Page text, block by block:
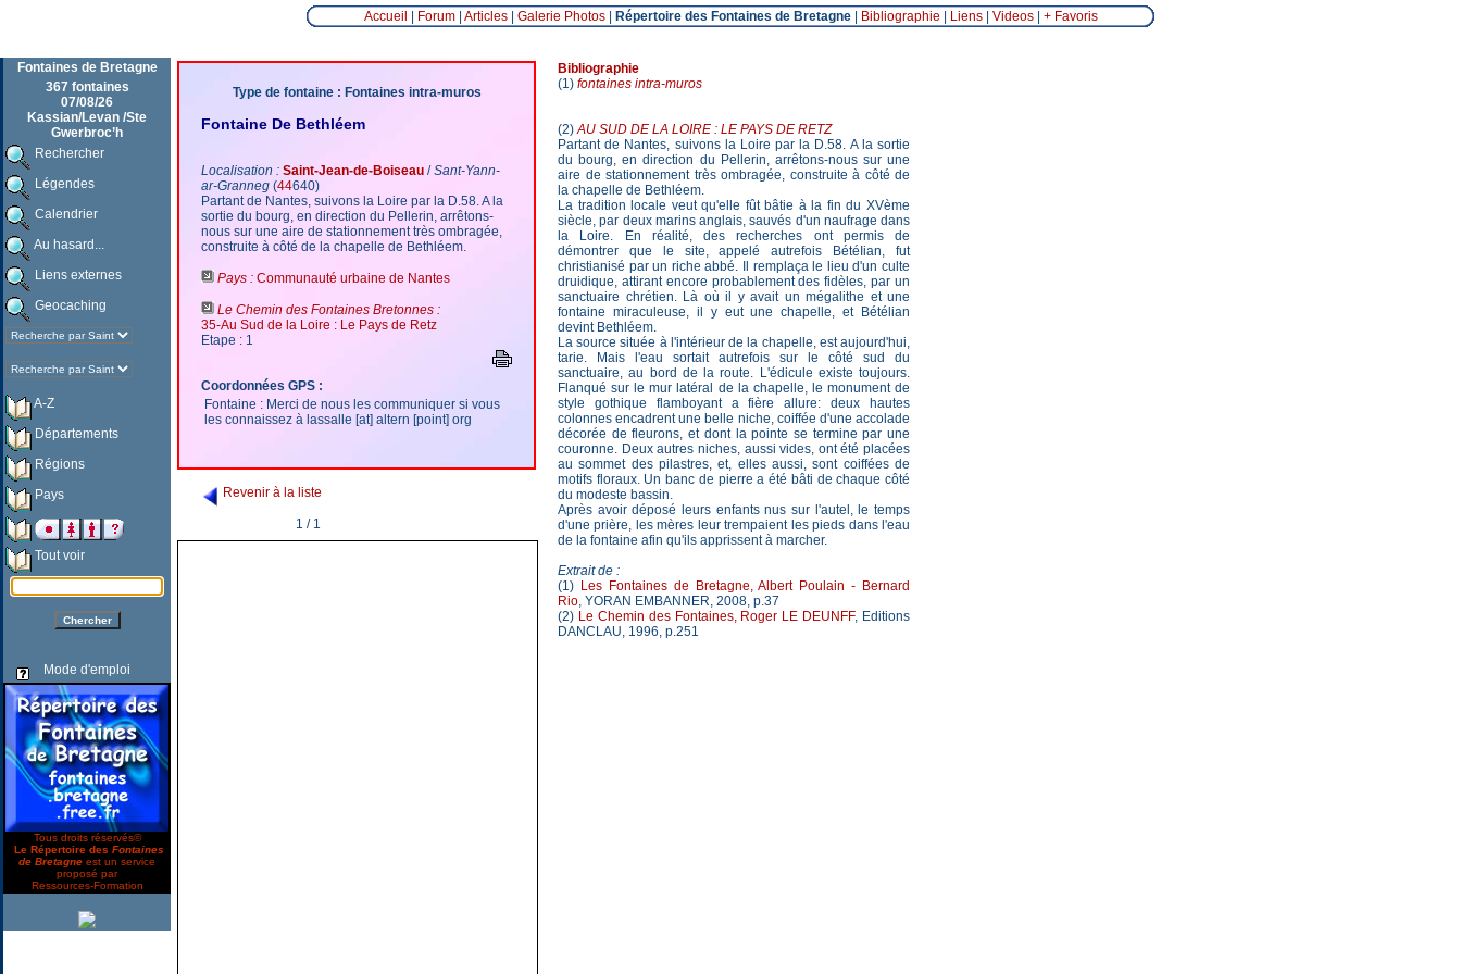
Accueil Forum| Articles| Galerie Photos| Répertoire des Fontaines de Bretagne| Bibliographie Liens| Videos| + Favoris
Fontaines de Bretagne
367 fontaines
07/08/26
Kassian/Levan /Ste
Gwerbroc’h
Rechercher
Légendes
Calendrier
Au hasard...
Liens externes
Geocaching
A-Z
Départements
Régions
Pays
Tout voir
Mode d'emploi
Tous droits réservés©
Le Répertoire des Fontaines
de Bretagne est un service
proposé par
Ressources-Formation
Type de fontaine : Fontaines intra-muros
Fontaine De Bethléem
Localisation : Saint-Jean-de-Boiseau /Sant-Yann-
ar-Granneg (44640)
Partant de Nantes, suivons la Loire par la D.58. A la
sortie du bourg, en direction du Pellerin, arrêtons-
nous sur une aire de stationnement très ombragée,
construite à côté de la chapelle de Bethléem.
Pays : Communauté urbaine de Nantes
Le Chemin des Fontaines Bretonnes :
35-Au Sud de la Loire : Le Pays de Retz
Etape : 1
Coordonnées GPS :
Fontaine : Merci de nous les communiquer si vous
les connaissez à lassalle [at] altern [point] org
Revenir à la liste
1 / 1
Bibliographie
(1) fontaines intra-muros
(2)AU SUD DE LA LOIRE : LE PAYS DE RETZ
Partant de Nantes, suivons la Loire par la D.58. A la sortie
du bourg, en direction du Pellerin, arrêtons-nous sur une
aire de stationnement très ombragée, construite à côté de
la chapelle de Bethléem.
La tradition locale veut qu'elle fût bâtie à la fin du XVème
siècle, par deux marins anglais, sauvés d'un naufrage dans
la Loire. En réalité, des recherches ont permis de
démontrer que le site, appelé autrefois BétéIian, fut
christianisé par un riche abbé. Il remplaça le lieu d'un culte
druidique, attirant encore probablement des fidèles, par un
sanctuaire chrétien. Là où il y avait un mégalithe et une
fontaine miraculeuse, il y eut une chapelle, et Bétélian
devint Bethléem.
La source située à l'intérieur de la chapelle, est aujourd'hui,
tarie. Mais l'eau sortait autrefois sur le côté sud du
sanctuaire, au bord de la route. L'édicule existe toujours.
Flanqué sur le mur latéral de la chapelle, le monument de
style gothique flamboyant a fière allure: deux hautes
colonnes encadrent une belle niche, coiffée d'une accolade
décorée de fleurons, et dont la pointe se termine par une
couronne. Deux autres niches, aussi vides, ont été placées
au sommet des pilastres, et, elles aussi, sont coiffées de
motifs floraux. Un banc de pierre a été bâti de chaque côté
du modeste bassin.
Après avoir déposé leurs enfants nus sur l'autel, le temps
d'une prière, les mères leur trempaient les pieds dans l'eau
de la fontaine afin qu'ils apprissent à marcher.
Extrait de :
(1) Les Fontaines de Bretagne, Albert Poulain - Bernard
Rio, YORAN EMBANNER, 2008, p.37
(2) Le Chemin des Fontaines, Roger LE DEUNFF, Editions
DANCLAU, 1996, p.251